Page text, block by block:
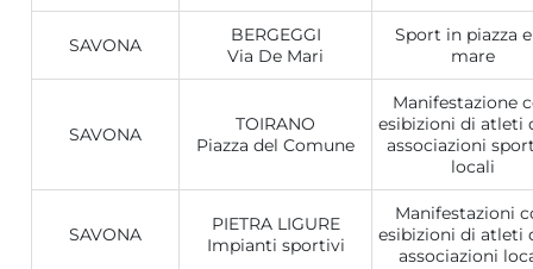
SAVONA
BERGEGGI
Via De Mari
Sport in piazza
mare
SAVONA
TOIRANO
Piazza del Comune
Manifestazione
esibizioni di atleti
associazioni
locali
SAVONA
PIETRA LIGURE
Impianti sportivi
Manifestazioni
esibizioni di atleti
associazioni